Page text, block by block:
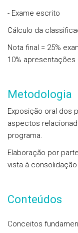
- Exame escrito
Cálculo da
Nota final = 25%
10% apresentações
Metodologia
Exposição oral dos
aspectos
programa.
Elaboração por
vista à
Conteúdos
Conceitos